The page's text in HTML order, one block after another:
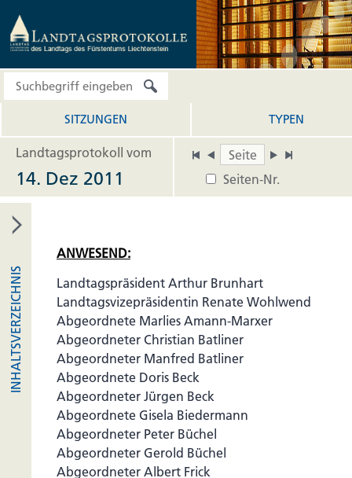
SITZUNGEN TYPEN
Landtagsprotokoll vom
Seiten-Nr.
14. Dez 2011
INHALTSVERZEICHNIS
ANWESEND:
Landtagspräsident Arthur Brunhart
Landtagsvizepräsidentin Renate Wohlwend
Abgeordnete Marlies Amann-Marxer
Abgeordneter Christian Batliner
Abgeordneter Manfred Batliner
Abgeordnete Doris Beck
Abgeordneter Jürgen Beck
Abgeordnete Gisela Biedermann
Abgeordneter Peter Büchel
Abgeordneter Gerold Büchel
Abgeordneter Albert Frick